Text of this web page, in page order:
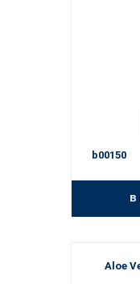
b00150
в
Aloe